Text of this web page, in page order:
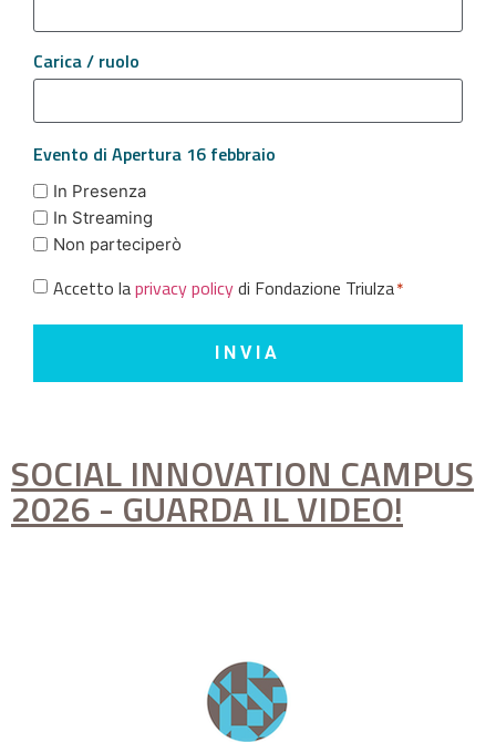
Carica / ruolo
Evento di Apertura 16 febbraio
In Presenza
In Streaming
Non parteciperò
Consent
Accetto laprivacy policydi Fondazione Triulza*
SOCIAL INNOVATION CAMPUS
2026 - GUARDA IL VIDEO!